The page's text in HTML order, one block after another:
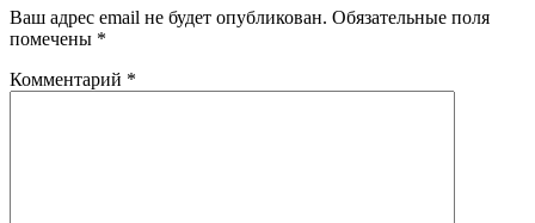
Ваш адрес email не будет опубликован. Обязательные поля
помечены *
Комментарий *